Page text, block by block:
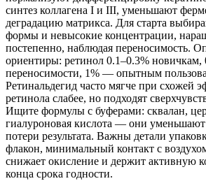
синтез коллагена I и III, уменьшают
деградацию матрикса. Для старта
формы и невысокие концентрации,
постепенно, наблюдая переносимость.
ориентиры: ретинол 0.1–0.3%
переносимости, 1% — опытным
Ретинальдегид часто мягче при схожей
ретинола слабее, но подходят
Ищите формулы с буферами: сквалан,
гиалуроновая кислота — они уменьшают
потери результата. Важны детали
флакон, минимальный контакт с
снижает окисление и держит активную
конца срока годности.